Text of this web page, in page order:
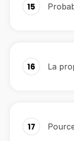
15
16 La
17